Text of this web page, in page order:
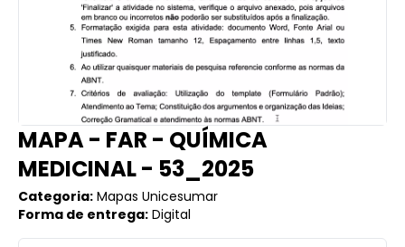
MAPA - FAR - QUÍMICA
MEDICINAL - 53_2025
Categoria: Mapas Unicesumar
Forma de entrega: Digital